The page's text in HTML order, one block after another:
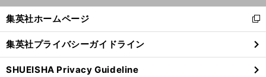
閉
る
集英社ホームページ
新
し
い
ウ
ィ
集英社プライバシーガイドライン
SHUEISHA Privacy Guideline